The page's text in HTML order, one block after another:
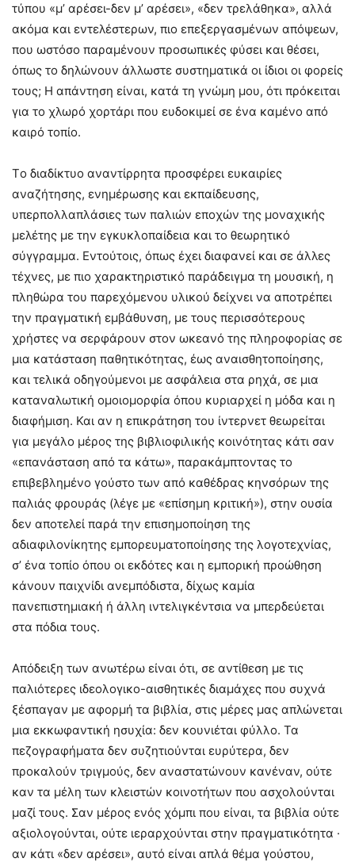
τύπου «μ’ αρέσει-δεν μ’ αρέσει», «δεν τρελάθηκα», αλλά
ακόμα και εντελέστερων, πιο επεξεργασμένων απόψεων,
που ωστόσο παραμένουν προσωπικές φύσει και θέσει,
όπως το δηλώνουν άλλωστε συστηματικά οι ίδιοι οι φορείς
τους; Η απάντηση είναι, κατά τη γνώμη μου, ότι πρόκειται
για το χλωρό χορτάρι που ευδοκιμεί σε ένα καμένο από
καιρό τοπίο.
Tο διαδίκτυο αναντίρρητα προσφέρει ευκαιρίες
αναζήτησης, ενημέρωσης και εκπαίδευσης,
υπερπολλαπλάσιες των παλιών εποχών της μοναχικής
μελέτης με την εγκυκλοπαίδεια και το θεωρητικό
σύγγραμμα. Εντούτοις, όπως έχει διαφανεί και σε άλλες
τέχνες, με πιο χαρακτηριστικό παράδειγμα τη μουσική, η
πληθώρα του παρεχόμενου υλικού δείχνει να αποτρέπει
την πραγματική εμβάθυνση, με τους περισσότερους
χρήστες να σερφάρουν στον ωκεανό της πληροφορίας σε
μια κατάσταση παθητικότητας, έως αναισθητοποίησης,
και τελικά οδηγούμενοι με ασφάλεια στα ρηχά, σε μια
καταναλωτική ομοιομορφία όπου κυριαρχεί η μόδα και η
διαφήμιση. Και αν η επικράτηση του ίντερνετ θεωρείται
για μεγάλο μέρος της βιβλιοφιλικής κοινότητας κάτι σαν
«επανάσταση από τα κάτω», παρακάμπτοντας το
επιβεβλημένο γούστο των από καθέδρας κηνσόρων της
παλιάς φρουράς (λέγε με «επίσημη κριτική»), στην ουσία
δεν αποτελεί παρά την επισημοποίηση της
αδιαφιλονίκητης εμπορευματοποίησης της λογοτεχνίας,
σ’ ένα τοπίο όπου οι εκδότες και η εμπορική προώθηση
κάνουν παιχνίδι ανεμπόδιστα, δίχως καμία
πανεπιστημιακή ή άλλη ιντελιγκέντσια να μπερδεύεται
στα πόδια τους.
Απόδειξη των ανωτέρω είναι ότι, σε αντίθεση με τις
παλιότερες ιδεολογικο-αισθητικές διαμάχες που συχνά
ξέσπαγαν με αφορμή τα βιβλία, στις μέρες μας απλώνεται
μια εκκωφαντική ησυχία: δεν κουνιέται φύλλο. Τα
πεζογραφήματα δεν συζητιούνται ευρύτερα, δεν
προκαλούν τριγμούς, δεν αναστατώνουν κανέναν, ούτε
καν τα μέλη των κλειστών κοινοτήτων που ασχολούνται
μαζί τους. Σαν μέρος ενός χόμπι που είναι, τα βιβλία ούτε
αξιολογούνται, ούτε ιεραρχούνται στην πραγματικότητα ·
αν κάτι «δεν αρέσει», αυτό είναι απλά θέμα γούστου,